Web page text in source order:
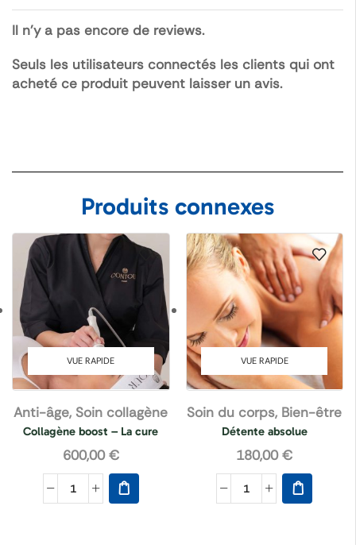
Il n'y a pas encore de reviews.
Seuls les utilisateurs connectés les clients qui ont
acheté ce produit peuvent laisser un avis.
Produits connexes
VUE RAPIDE
Anti-âge, Soin collagène
Collagène boost – La cure
600,00€
VUE RAPIDE
Soin du corps, Bien-être
Détente absolue
180,00€